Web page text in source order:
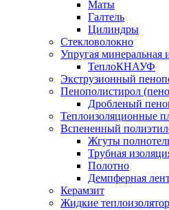
Маты
Галтель
Цилиндры
Стекловолокно
Упругая минеральная
ТеплоКНАУФ
Экструзионный
Пенополистирол
Дробленый
Теплоизоляционные
Вспененный
Жгуты
Трубная
Полотно
Демпферная
Керамзит
Жидкие